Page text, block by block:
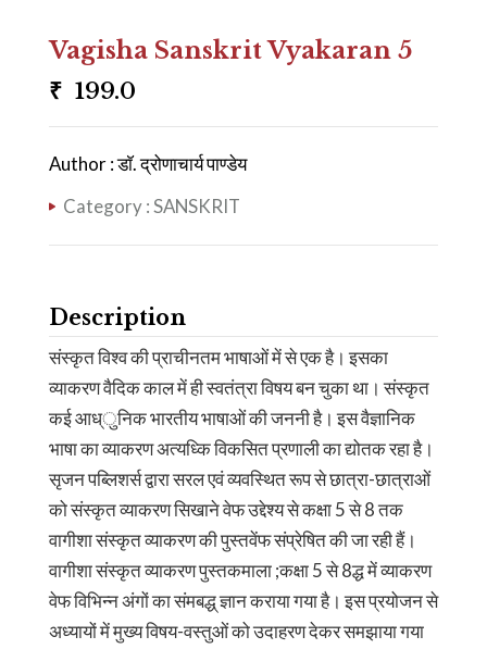
Vagisha Sanskrit Vyakaran 5
₹ 199.0
Author : डाॅ. द्रोणाचार्य पाण्डेय
Category :SANSKRIT
Description
संस्कृत विश्व की प्राचीनतम भाषाओं में से एक है। इसका
व्याकरण वैदिक काल में ही स्वतंत्रा विषय बन चुका था। संस्कृत
कई आध्ुनिक भारतीय भाषाओं की जननी है। इस वैज्ञानिक
भाषा का व्याकरण अत्यध्कि विकसित प्रणाली का द्योतक रहा है।
सृजन पब्लिशर्स द्वारा सरल एवं व्यवस्थित रूप से छात्रा-छात्राओं
को संस्कृत व्याकरण सिखाने वेफ उद्देश्य से कक्षा 5 से 8 तक
वागीशा संस्कृत व्याकरण की पुस्तवेंफ संप्रेषित की जा रही हैं।
वागीशा संस्कृत व्याकरण पुस्तकमाला ;कक्षा 5 से 8द्ध में व्याकरण
वेफ विभिन्न अंगों का संमबद्ध् ज्ञान कराया गया है। इस प्रयोजन से
अध्यायों में मुख्य विषय-वस्तुओं को उदाहरण देकर समझाया गया